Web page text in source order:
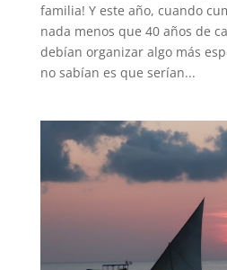
familia! Y este año, cuando
nada menos que 40 años de
debían organizar algo más
no sabían es que serían...